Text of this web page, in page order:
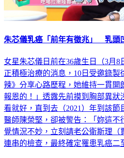
朱芯儀乳癌「前年有徵兆」 乳頭
女星朱芯儀日前在36歲生日（3月8
正積極治療的消息，10日受邀錄
辣》分享心路歷程，她維持一貫開
報恩的！」透露先前摸到胸部異狀
看就好，直到去（2021）年到該
醫師陳榮堅，卻被警告：「妳這不
覺情況不妙，立刻請老公衛斯理（
連串的檢查，最終確定罹患乳癌二